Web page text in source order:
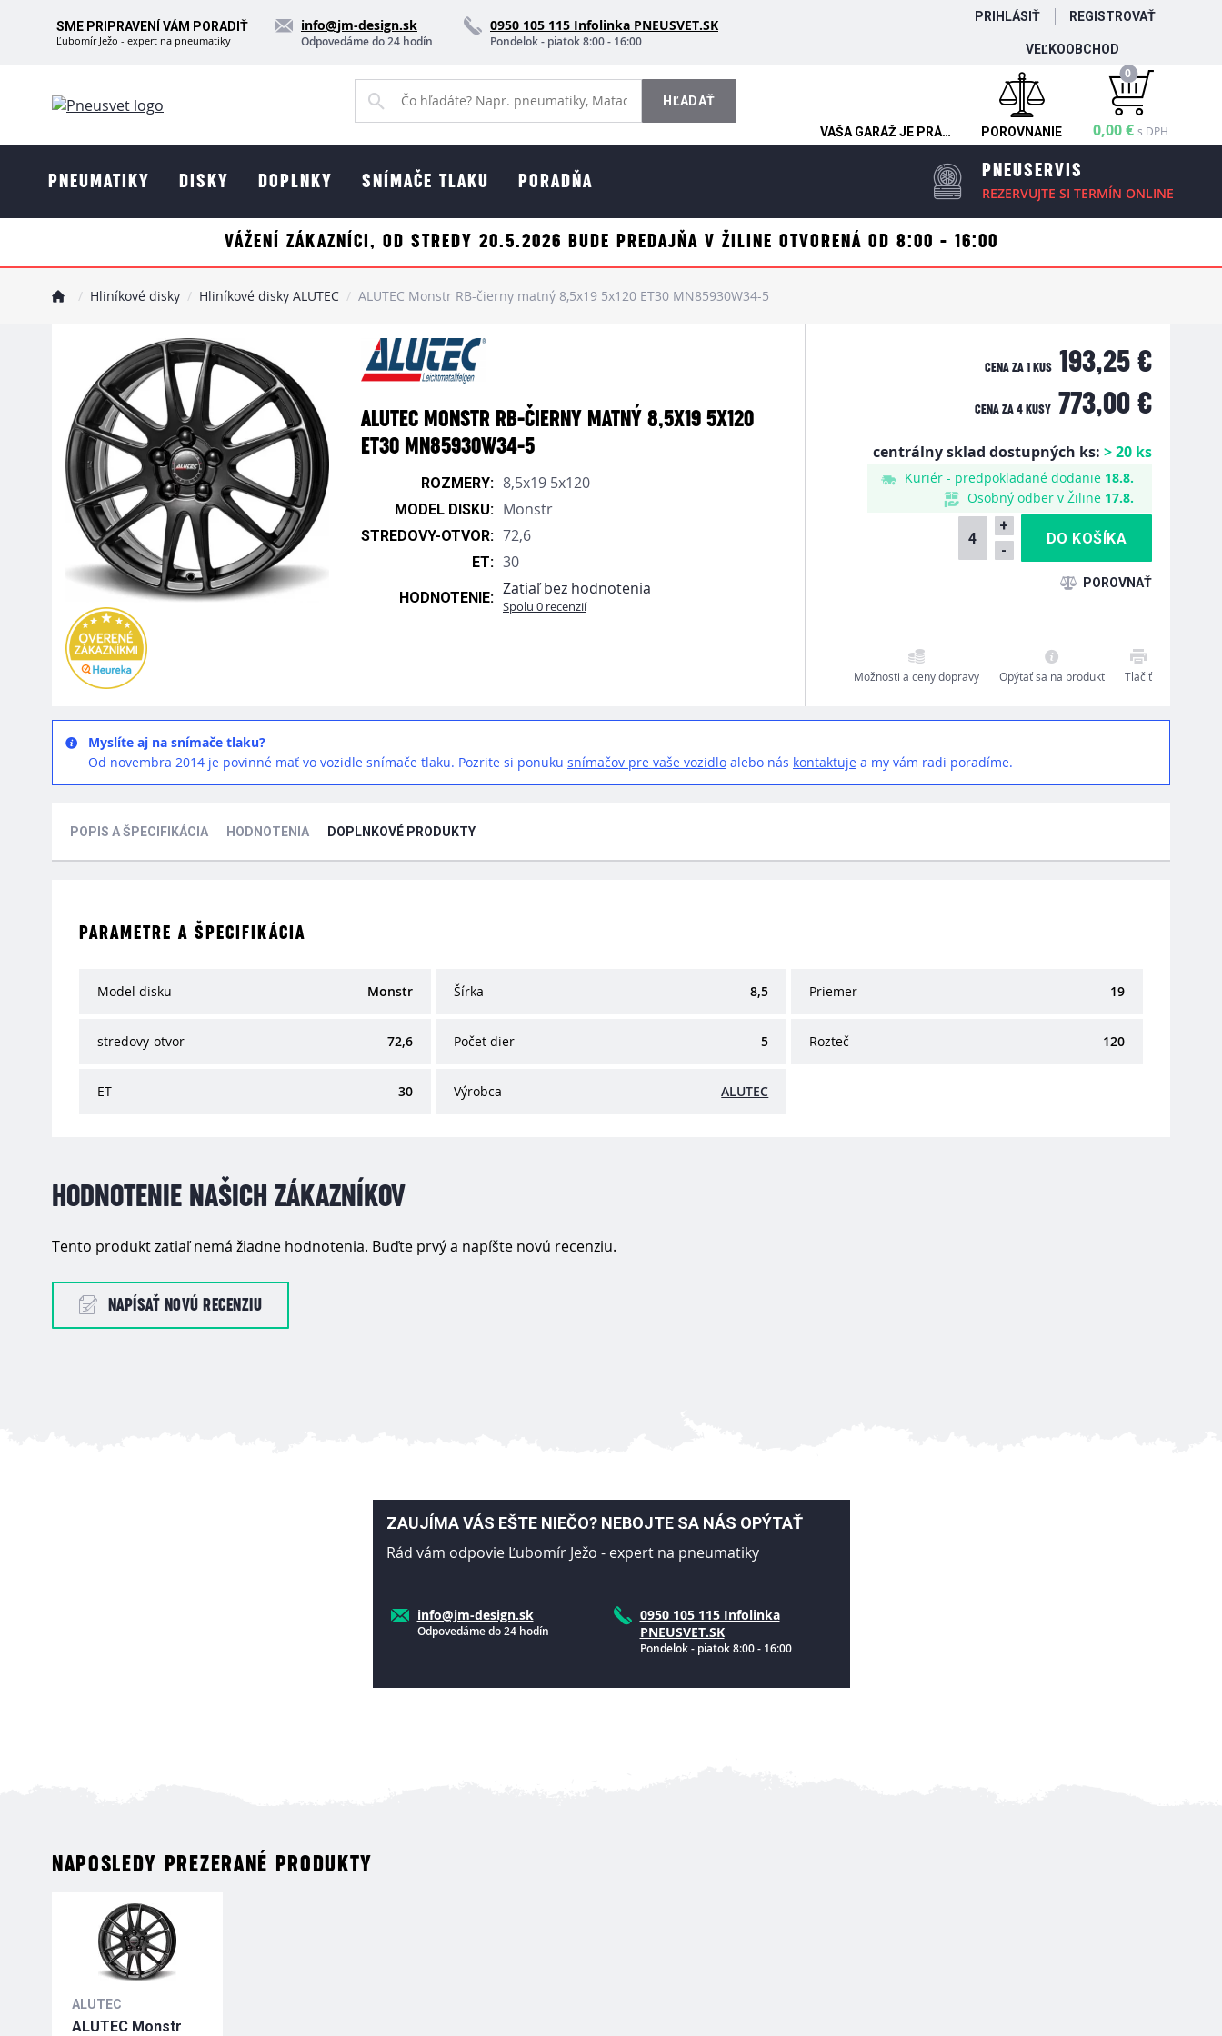
SME PRIPRAVENÍ VÁM PORADIŤ
Ľubomír Ježo - expert na pneumatiky
info@jm-design.sk
Odpovedáme do 24 hodín
0950 105 115 Infolinka PNEUSVET.SK
Pondelok - piatok 8:00 - 16:00
PRIHLÁSIŤ REGISTROVAŤ
VEĽKOOBCHOD
VAŠA GARÁŽ JE PRÁZDNA POROVNANIE
0
0,00 € s DPH
PNEUMATIKY DISKY DOPLNKY SNÍMAČE TLAKU PORADŇA
PNEUSERVIS
REZERVUJTE SI TERMÍN ONLINE
VÁŽENÍ ZÁKAZNÍCI, OD STREDY 20.5.2026 BUDE PREDAJŇA V ŽILINE OTVORENÁ OD 8:00 - 16:00
Hliníkové disky Hliníkové disky ALUTEC ALUTEC Monstr RB-čierny matný 8,5x19 5x120 ET30 MN85930W34-5
ALUTEC MONSTR RB-ČIERNY MATNÝ 8,5X19 5X120
ET30 MN85930W34-5
ROZMERY: 8,5x19 5x120
MODEL DISKU: Monstr
STREDOVY-OTVOR: 72,6
ET: 30
HODNOTENIE: Zatiaľ bez hodnotenia
Spolu 0 recenzií
CENA ZA 1 KUS 193,25 €
CENA ZA 4 KUSY 773,00 €
centrálny sklad dostupných ks: > 20 ks
Kuriér - predpokladané dodanie 18.8.
Osobný odber v Žiline 17.8.
+
-
Možnosti a ceny dopravy Opýtať sa na produkt Tlačiť
Myslíte aj na snímače tlaku?
Od novembra 2014 je povinné mať vo vozidle snímače tlaku. Pozrite si ponuku snímačov pre vaše vozidlo alebo nás kontaktuje a my vám radi poradíme.
POPIS A ŠPECIFIKÁCIA HODNOTENIA DOPLNKOVÉ PRODUKTY
PARAMETRE A ŠPECIFIKÁCIA
Model disku Monstr Šírka 8,5 Priemer 19
stredovy-otvor 72,6 Počet dier 5 Rozteč 120
ET 30 Výrobca ALUTEC
HODNOTENIE NAŠICH ZÁKAZNÍKOV
Tento produkt zatiaľ nemá žiadne hodnotenia. Buďte prvý a napíšte novú recenziu.
NAPÍSAŤ NOVÚ RECENZIU
ZAUJÍMA VÁS EŠTE NIEČO? NEBOJTE SA NÁS OPÝTAŤ
Rád vám odpovie Ľubomír Ježo - expert na pneumatiky
info@jm-design.sk
Odpovedáme do 24 hodín
0950 105 115 Infolinka
PNEUSVET.SK
Pondelok - piatok 8:00 - 16:00
NAPOSLEDY PREZERANÉ PRODUKTY
ALUTEC
ALUTEC Monstr